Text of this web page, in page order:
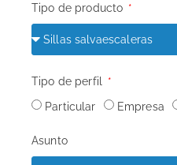
Tipo de producto
Tipo de perfil
Particular Empresa
Asunto